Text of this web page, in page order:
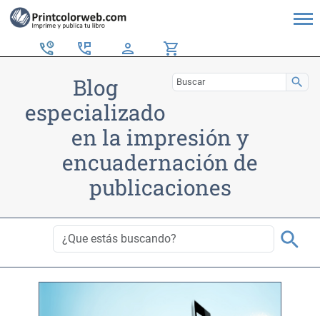
perm_phone_msg person shopping_cart
search
Blog
especializado
en la impresión y
encuadernación de
publicaciones
search